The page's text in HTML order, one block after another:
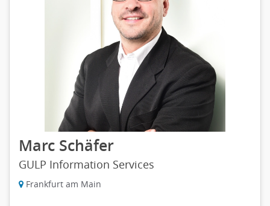
Marc Schäfer
GULP Information Services
Frankfurt am Main